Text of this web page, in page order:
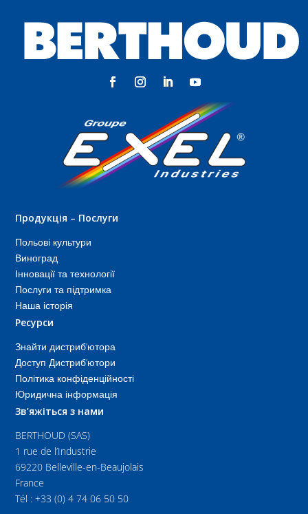
Продукція – Послуги
Польові культури
Виноград
Інновації та технології
Послуги та підтримка
Наша історія
Ресурси
Знайти дистриб’ютора
Доступ Дистриб’ютори
Політика конфіденційності
Юридична інформація
Зв’яжіться з нами
BERTHOUD (SAS)
1 rue de l’Industrie
69220 Belleville-en-Beaujolais
France
Tél : +33 (0) 4 74 06 50 50